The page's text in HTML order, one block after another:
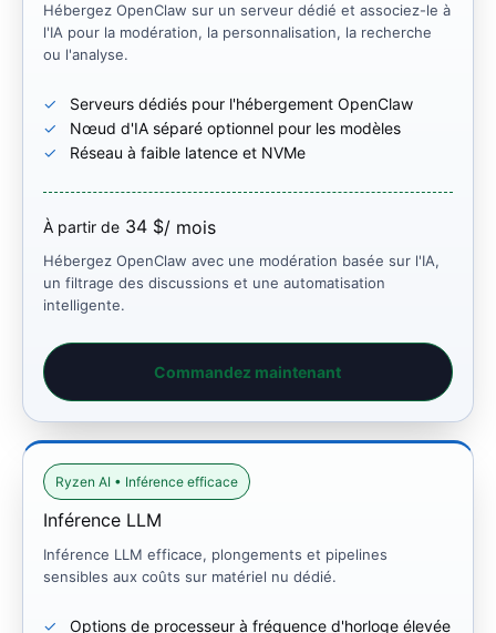
Hébergez OpenClaw sur un serveur dédié et associez-le à
l'IA pour la modération, la personnalisation, la recherche
ou l'analyse.
Serveurs dédiés pour l'hébergement OpenClaw
Nœud d'IA séparé optionnel pour les modèles
Réseau à faible latence et NVMe
À partir de 34 $/ mois
Hébergez OpenClaw avec une modération basée sur l'IA,
un filtrage des discussions et une automatisation
intelligente.
Commandez maintenant
Ryzen AI • Inférence efficace
Inférence LLM
Inférence LLM efficace, plongements et pipelines
sensibles aux coûts sur matériel nu dédié.
Options de processeur à fréquence d'horloge élevée